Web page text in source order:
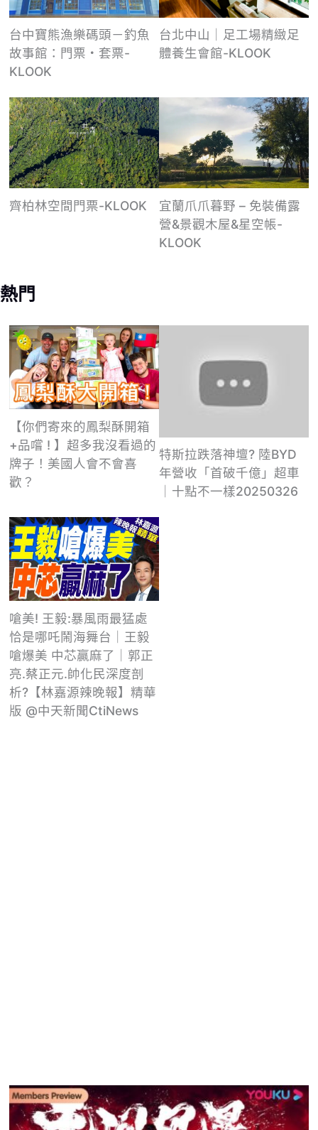
台中寶熊漁樂碼頭－釣魚
故事館：門票・套票-
KLOOK
台北中山｜足工場精緻足
體養生會館-KLOOK
齊柏林空間門票-KLOOK
宜蘭爪爪暮野 – 免裝備露
營&景觀木屋&星空帳-
KLOOK
熱門
【你們寄來的鳳梨酥開箱
+品嚐 ! 】超多我沒看過的
牌子！美國人會不會喜
歡？
特斯拉跌落神壇? 陸BYD
年營收「首破千億」超車
｜十點不一樣20250326
嗆美! 王毅:暴風雨最猛處
恰是哪吒鬧海舞台｜王毅
嗆爆美 中芯贏麻了｜郭正
亮.蔡正元.帥化民深度剖
析?【林嘉源辣晚報】精華
版 @中天新聞CtiNews